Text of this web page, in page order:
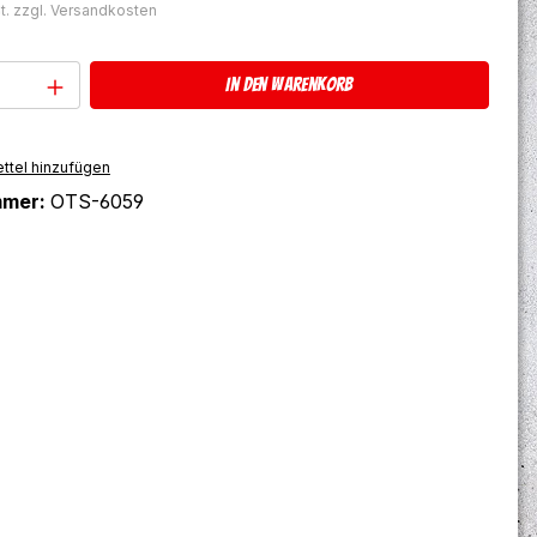
zzgl. Versandkosten
Anzahl: Gib den gewünschten Wert
In den Warenkorb
hinzufügen
OTS-6059